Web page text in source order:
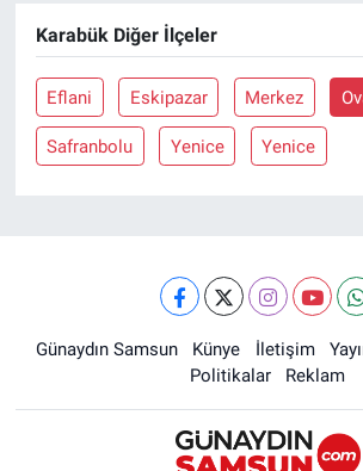
Karabük Diğer İlçeler
Eflani Eskipazar Merkez
Safranbolu Yenice Yenice
Günaydın Samsun Künye İletişim
Politikalar
Reklam